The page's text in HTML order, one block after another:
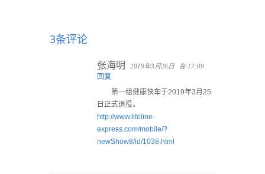
3条评论
张海明 2019年3月26日 在 17:09
回复
第一组健康快车于2019年3月25
日正式退役。
http://www.lifeline-
express.com/mobile/?
newShow8/id/1038.html